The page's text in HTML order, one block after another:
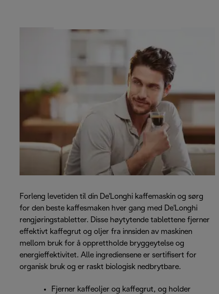
Forleng levetiden til din De'Longhi kaffemaskin og sørg
for den beste kaffesmaken hver gang med De'Longhi
rengjøringstabletter. Disse høytytende tablettene fjerner
effektivt kaffegrut og oljer fra innsiden av maskinen
mellom bruk for å opprettholde bryggeytelse og
energieffektivitet. Alle ingrediensene er sertifisert for
organisk bruk og er raskt biologisk nedbrytbare.
Fjerner kaffeoljer og kaffegrut, og holder